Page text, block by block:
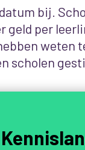
bij.
geld per
weten
scholen